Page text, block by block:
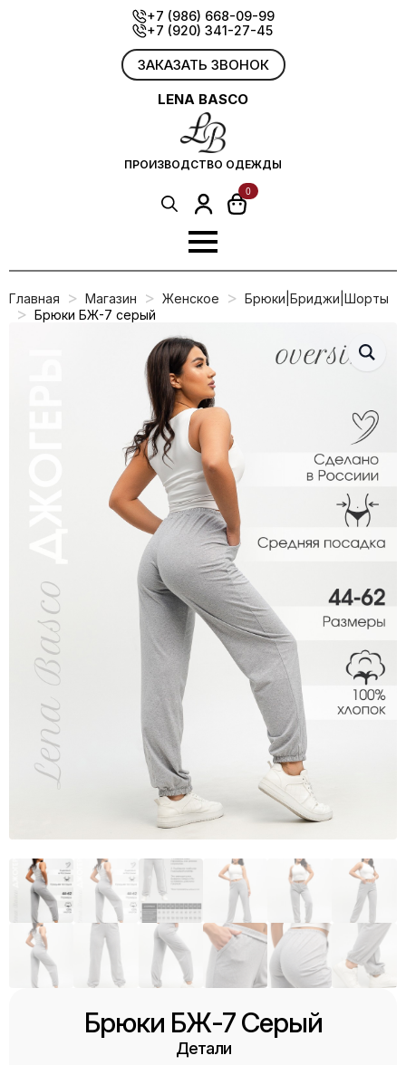
+7 (986) 668-09-99
+7 (920) 341-27-45
ЗАКАЗАТЬ ЗВОНОК
LENA BASCO
ПРОИЗВОДСТВО ОДЕЖДЫ
Search
0
Главная Магазин Женское
Брюки|Бриджи|Шорты
Брюки БЖ-7 серый
Брюки БЖ-7 Серый
Детали